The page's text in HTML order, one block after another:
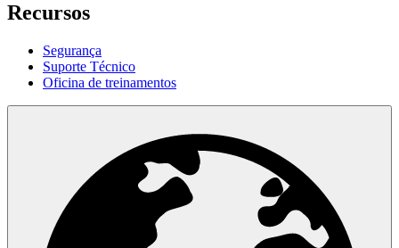
Recursos
Segurança
Suporte Técnico
Oficina de treinamentos